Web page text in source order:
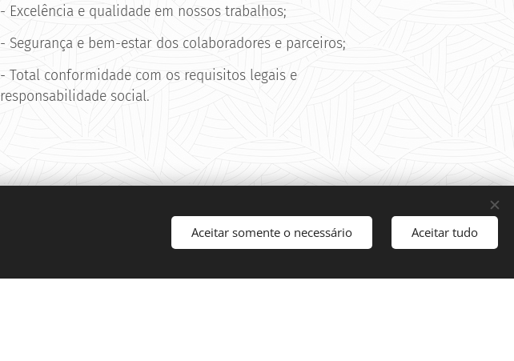
- Excelência e qualidade em nossos trabalhos;
- Segurança e bem-estar dos colaboradores e parceiros;
- Total conformidade com os requisitos legais e
responsabilidade social.
Aceitar somente o necessário Aceitar tudo